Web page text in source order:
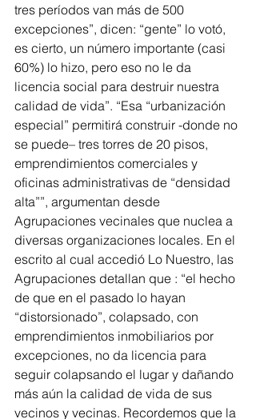
tres períodos van más de 500
excepciones”, dicen: “gente” lo votó,
es cierto, un número importante (casi
60%) lo hizo, pero eso no le da
licencia social para destruir nuestra
calidad de vida”. “Esa “urbanización
especial” permitirá construir -donde no
se puede– tres torres de 20 pisos,
emprendimientos comerciales y
oficinas administrativas de “densidad
alta””, argumentan desde
Agrupaciones vecinales que nuclea a
diversas organizaciones locales. En el
escrito al cual accedió Lo Nuestro, las
Agrupaciones detallan que : “el hecho
de que en el pasado lo hayan
“distorsionado”, colapsado, con
emprendimientos inmobiliarios por
excepciones, no da licencia para
seguir colapsando el lugar y dañando
más aún la calidad de vida de sus
vecinos y vecinas. Recordemos que la